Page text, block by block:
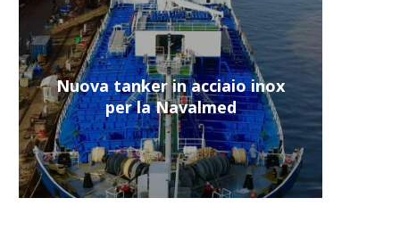
Nuova tanker in acciaio inox
per la Navalmed